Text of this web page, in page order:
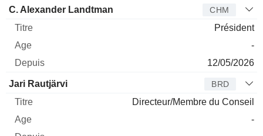
C. Alexander Landtman CHM
Président
-
12/05/2026
Jari Rautjärvi BRD
Directeur/Membre du Conseil
-